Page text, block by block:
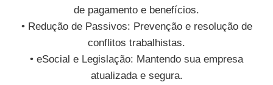
de pagamento e benefícios.
• Redução de Passivos: Prevenção e resolução de
conflitos trabalhistas.
• eSocial e Legislação: Mantendo sua empresa
atualizada e segura.